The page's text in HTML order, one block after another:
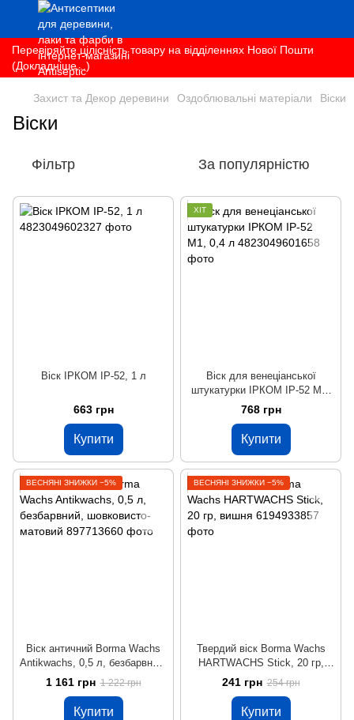
Перевіряйте цілісність товару на відділеннях Нової Пошти
(Докладніше...)
Захист та Декор деревини Оздоблювальні матеріали Віски
Віски
Фільтр За популярністю
Віск ІРКОМ ІР-52, 1 л
663 грн
Купити
ХІТ
Віск для венеціанської
штукатурки ІРКОМ ІР-52 М1,
0,4 л
768 грн
Купити
ВЕСНЯНІ ЗНИЖКИ −5%
Віск античний Borma Wachs
Antikwachs, 0,5 л, безбарвний,
шовковисто-матовий
1 161 грн 1 222 грн
Купити
ВЕСНЯНІ ЗНИЖКИ −5%
Твердий віск Borma Wachs
HARTWACHS Stick, 20 гр,
вишня
241 грн 254 грн
Купити